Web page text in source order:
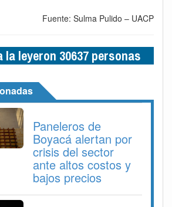
Fuente: Sulma Pulido – UACP
leyeron 30637 personas
Paneleros de
Boyacá alertan por
crisis del sector
ante altos costos y
bajos precios